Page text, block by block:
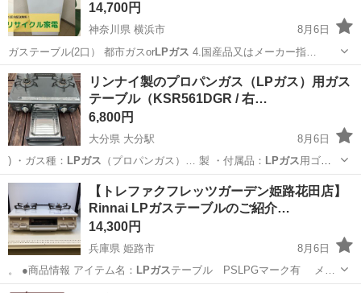
14,700円
神奈川県 横浜市
8月6日
ガステーブル(2口） 都市ガスorLPガス 4.国産品又はメーカー指…
神奈川 横浜市 生活家電 階段
リンナイ製のプロパンガス（LPガス）用ガス
テーブル（KSR561DGR / 右…
6,800円
大分県 大分駅
8月6日
) ・ガス種： LPガス （プロパンガス）… 製 ・付属品： LPガス用ゴム
ホース …
大分 大分市 大分駅 キッチン家電
【トレファクフレッツガーデン姫路花田店】
Rinnai LPガステーブルのご紹介…
14,300円
兵庫県 姫路市
8月6日
。 ●商品情報 アイテム名： LPガステーブル PSLPGマーク有 メ…